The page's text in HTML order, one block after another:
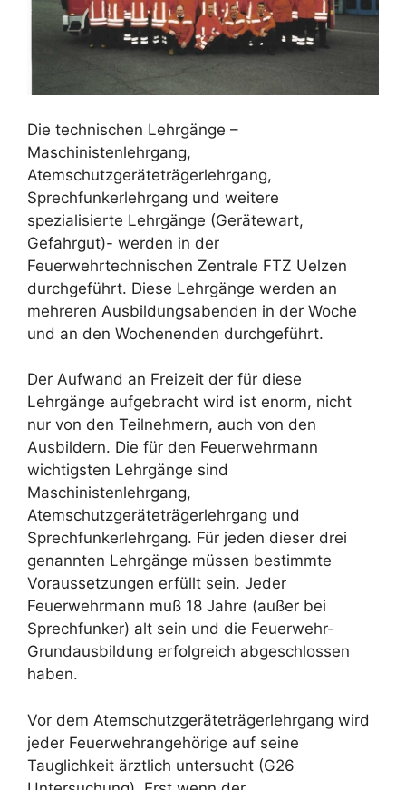
Die technischen Lehrgänge –
Maschinistenlehrgang,
Atemschutzgeräteträgerlehrgang,
Sprechfunkerlehrgang und weitere
spezialisierte Lehrgänge (Gerätewart,
Gefahrgut)- werden in der
Feuerwehrtechnischen Zentrale FTZ Uelzen
durchgeführt. Diese Lehrgänge werden an
mehreren Ausbildungsabenden in der Woche
und an den Wochenenden durchgeführt.
Der Aufwand an Freizeit der für diese
Lehrgänge aufgebracht wird ist enorm, nicht
nur von den Teilnehmern, auch von den
Ausbildern. Die für den Feuerwehrmann
wichtigsten Lehrgänge sind
Maschinistenlehrgang,
Atemschutzgeräteträgerlehrgang und
Sprechfunkerlehrgang. Für jeden dieser drei
genannten Lehrgänge müssen bestimmte
Voraussetzungen erfüllt sein. Jeder
Feuerwehrmann muß 18 Jahre (außer bei
Sprechfunker) alt sein und die Feuerwehr-
Grundausbildung erfolgreich abgeschlossen
haben.
Vor dem Atemschutzgeräteträgerlehrgang wird
jeder Feuerwehrangehörige auf seine
Tauglichkeit ärztlich untersucht (G26